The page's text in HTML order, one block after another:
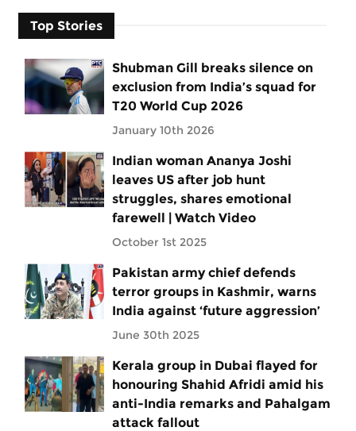
Top Stories
Shubman Gill breaks silence on
exclusion from India’s squad for
T20 World Cup 2026
January 10th 2026
Indian woman Ananya Joshi
leaves US after job hunt
struggles, shares emotional
farewell | Watch Video
October 1st 2025
Pakistan army chief defends
terror groups in Kashmir, warns
India against ‘future aggression’
June 30th 2025
Kerala group in Dubai flayed for
honouring Shahid Afridi amid his
anti-India remarks and Pahalgam
attack fallout